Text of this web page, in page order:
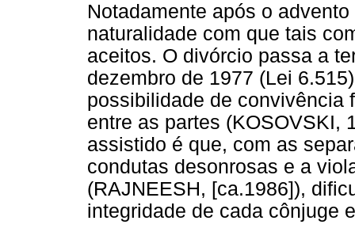
Notadamente após o
naturalidade com que tais
aceitos. O divórcio passa a
dezembro de 1977 (Lei
possibilidade de convivência
entre as partes (KOSOVSKI,
assistido é que, com as
condutas desonrosas e a
(RAJNEESH, [ca.1986]),
integridade de cada cônjuge